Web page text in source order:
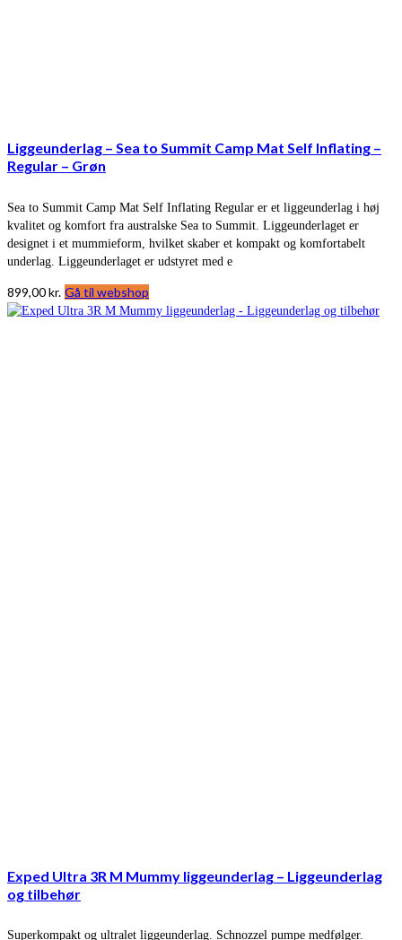
Liggeunderlag – Sea to Summit Camp Mat Self Inflating –
Regular – Grøn
Sea to Summit Camp Mat Self Inflating Regular er et liggeunderlag i høj
kvalitet og komfort fra australske Sea to Summit. Liggeunderlaget er
designet i et mummieform, hvilket skaber et kompakt og komfortabelt
underlag. Liggeunderlaget er udstyret med e
899,00kr. Gå til webshop
Exped Ultra 3R M Mummy liggeunderlag – Liggeunderlag
og tilbehør
Superkompakt og ultralet liggeunderlag. Schnozzel pumpe medfølger.